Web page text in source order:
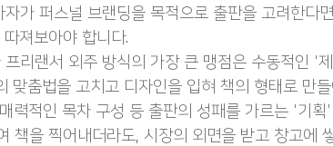
가 퍼스널 브랜딩을 목적으로 출판을 고려한다
져보아야 합니다.
프리랜서 외주 방식의 가장 큰 맹점은 수동적인 '
맞춤법을 고치고 디자인을 입혀 책의 형태로 만
력적인 목차 구성 등 출판의 성패를 가르는 '기획
책을 찍어내더라도, 시장의 외면을 받고 창고에